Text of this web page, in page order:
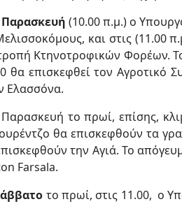
(10.00 π.μ.) ο
και στις (11.00
Κτηνοτροφικών Φορέων.
θα επισκεφθεί τον Αγροτικό
Ελασσόνα.
το πρωί, επίσης,
θα επισκεφθούν τα
την Αγιά. Το
Farsala.
το πρωί, στις 11.00, ο